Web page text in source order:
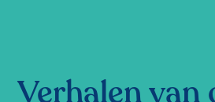
Verhalen van